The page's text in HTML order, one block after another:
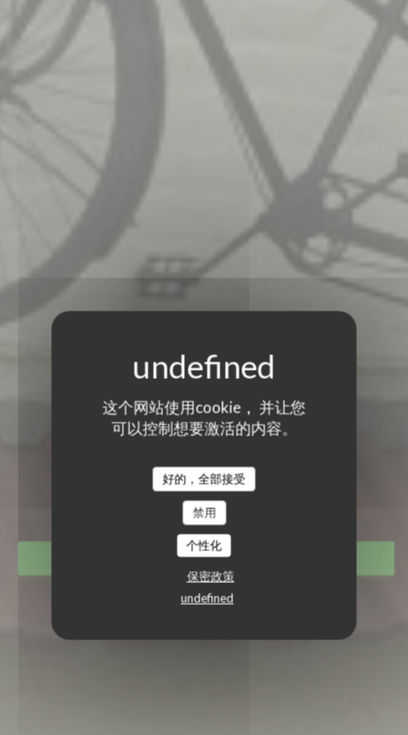
这个网站使用cookie， 并让您
可以控制想要激活的内容。
好的，全部接受
禁用
个性化
保密政策
undefined
LE TANDEM À SANTES
LE TANDEM À SANTES
餐厅|SANTES
预订餐位